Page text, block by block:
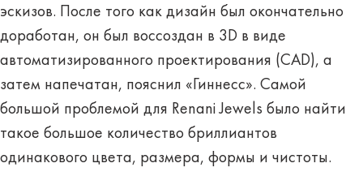
эскизов. После того как дизайн был окончательно
доработан, он был воссоздан в 3D в виде
автоматизированного проектирования (CAD), а
затем напечатан, пояснил «Гиннесс». Самой
большой проблемой для Renani Jewels было найти
такое большое количество бриллиантов
одинакового цвета, размера, формы и чистоты.